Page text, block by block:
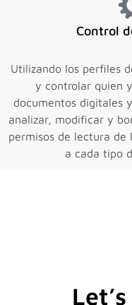
Control
Utilizando los perfiles
y controlar quien
documentos digitales
analizar, modificar y
permisos de lectura de
a cada tipo